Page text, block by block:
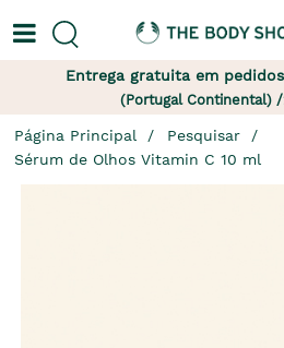
Entrega gratuita em
(Portugal Continental)
Página Principal
Pesquisar
Sérum de Olhos Vitamin C 10 ml